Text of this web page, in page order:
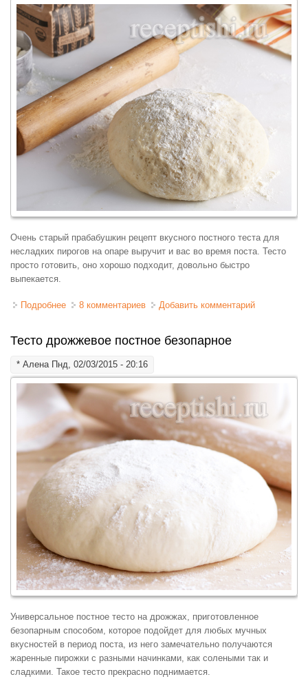
Очень старый прабабушкин рецепт вкусного постного теста для
несладких пирогов на опаре выручит и вас во время поста. Тесто
просто готовить, оно хорошо подходит, довольно быстро
выпекается.
Подробнее о Постное дрожжевое тесто для пирогов с капустой,
8 комментариев Добавить комментарий
Тесто дрожжевое постное безопарное
* АленаПнд, 02/03/2015 - 20:16
Универсальное постное тесто на дрожжах, приготовленное
безопарным способом, которое подойдет для любых мучных
вкусностей в период поста, из него замечательно получаются
жаренные пирожки с разными начинками, как солеными так и
сладкими. Такое тесто прекрасно поднимается.